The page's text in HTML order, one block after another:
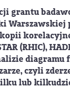
grantu
Warszawskiej
(RHIC),
czyli
lub